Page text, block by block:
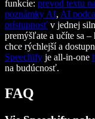
funkcie: prevod textu
poznámky AI, AI
prístupnosť v jednej
premýšľate a učíte sa
chce rýchlejší a
Speechify je all-in-one
na budúcnosť.
FAQ